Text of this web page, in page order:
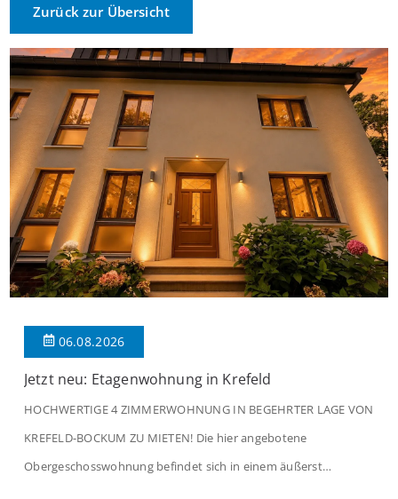
Zurück zur Übersicht
06.08.2026
Jetzt neu: Etagenwohnung in Krefeld
HOCHWERTIGE 4 ZIMMERWOHNUNG IN BEGEHRTER LAGE VON
KREFELD-BOCKUM ZU MIETEN! Die hier angebotene
Obergeschosswohnung befindet sich in einem äußerst